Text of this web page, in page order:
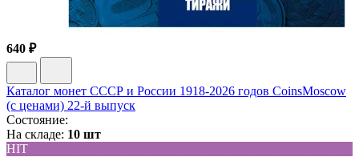
640 ₽
Каталог монет СССР и России 1918-2026 годов CoinsMoscow
(c ценами) 22-й выпуск
Состояние:
На складе: 10 шт
HIT